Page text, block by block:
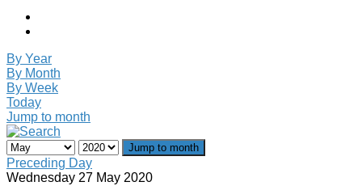
By Year
By Month
By Week
Today
Jump to month
Jump to month
Preceding Day
Wednesday 27 May 2020